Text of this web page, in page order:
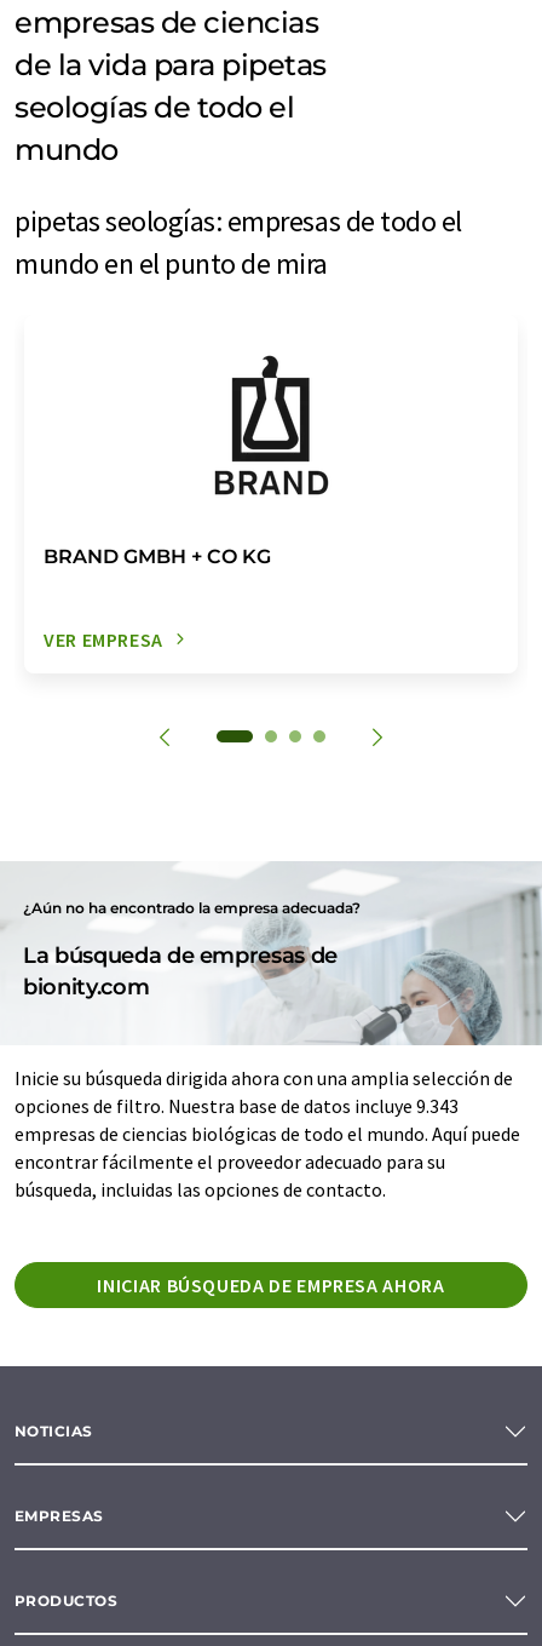
empresas de ciencias
de la vida para pipetas
seologías de todo el
mundo
pipetas seologías: empresas de todo el
mundo en el punto de mira
BRAND GMBH + CO KG
VER EMPRESA
¿Aún no ha encontrado la empresa adecuada?
La búsqueda de empresas de
bionity.com
Inicie su búsqueda dirigida ahora con una amplia selección de
opciones de filtro. Nuestra base de datos incluye 9.343
empresas de ciencias biológicas de todo el mundo. Aquí puede
encontrar fácilmente el proveedor adecuado para su
búsqueda, incluidas las opciones de contacto.
INICIAR BÚSQUEDA DE EMPRESA AHORA
NOTICIAS
EMPRESAS
PRODUCTOS